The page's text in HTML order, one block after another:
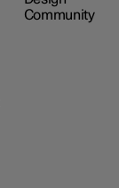
Community